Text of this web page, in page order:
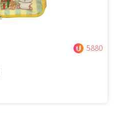
5880